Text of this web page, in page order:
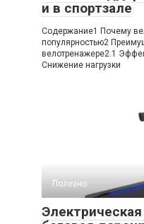
и в спортзале
Содержание1 Почему
популярностью2
велотренажере2.1
Снижение нагрузки
Полезно